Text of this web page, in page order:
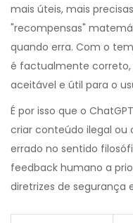
mais úteis, mais
"recompensas"
quando erra. Com o
é factualmente
aceitável e útil para o
É por isso que o
criar conteúdo ilegal ou
errado no sentido
feedback humano a
diretrizes de segurança